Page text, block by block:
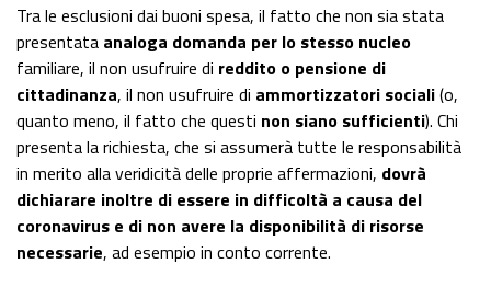
Tra le esclusioni dai buoni spesa, il fatto che non sia stata
presentata analoga domanda per lo stesso nucleo
familiare, il non usufruire di reddito o pensione di
cittadinanza, il non usufruire di ammortizzatori sociali(o,
quanto meno, il fatto che questi non siano sufficienti). Chi
presenta la richiesta, che si assumerà tutte le responsabilità
in merito alla veridicità delle proprie affermazioni, dovrà
dichiarare inoltre di essere in difficoltà a causa del
coronavirus e di non avere la disponibilità di risorse
necessarie, ad esempio in conto corrente.